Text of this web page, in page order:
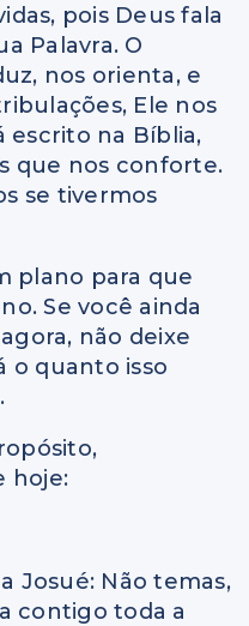
pois Deus fala
Palavra. O
nos orienta, e
Ele nos
escrito na Bíblia,
que nos conforte.
se tivermos
plano para que
Se você ainda
não deixe
o quanto isso
hoje:
Josué: Não temas,
contigo toda a